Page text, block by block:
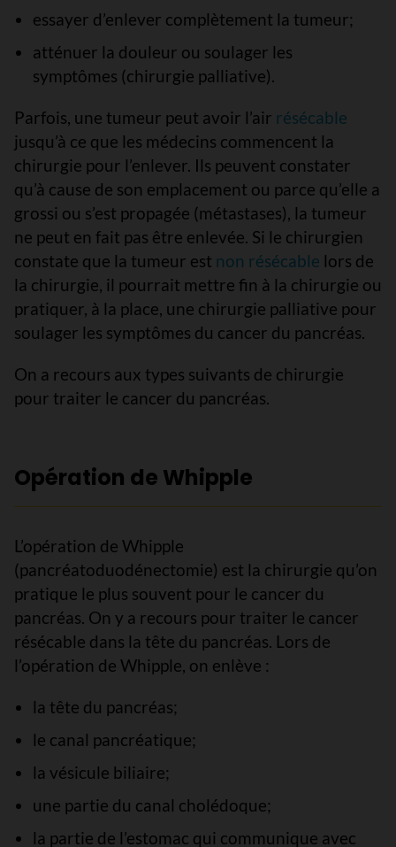
essayer d’enlever complètement la tumeur;
atténuer la douleur ou soulager les
symptômes (chirurgie palliative).
Parfois, une tumeur peut avoir l’air résécable
jusqu’à ce que les médecins commencent la
chirurgie pour l’enlever. Ils peuvent constater
qu’à cause de son emplacement ou parce qu’elle a
grossi ou s’est propagée (métastases), la tumeur
ne peut en fait pas être enlevée. Si le chirurgien
constate que la tumeur est non résécable lors de
la chirurgie, il pourrait mettre fin à la chirurgie ou
pratiquer, à la place, une chirurgie palliative pour
soulager les symptômes du cancer du pancréas.
On a recours aux types suivants de chirurgie
pour traiter le cancer du pancréas.
Opération de Whipple
L’opération de Whipple
(pancréatoduodénectomie) est la chirurgie qu’on
pratique le plus souvent pour le cancer du
pancréas. On y a recours pour traiter le cancer
résécable dans la tête du pancréas. Lors de
l’opération de Whipple, on enlève :
la tête du pancréas;
le canal pancréatique;
la vésicule biliaire;
une partie du canal cholédoque;
la partie de l’estomac qui communique avec